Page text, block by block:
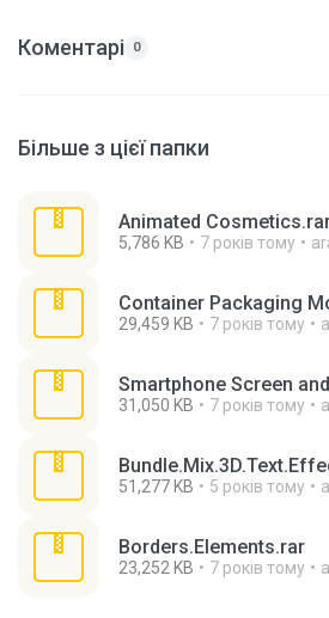
Коментарі 0
Більше з цієї папки
Animated
5,786 KB 7 років тому
Container Packaging
29,459 KB 7 років тому
Smartphone Screen
31,050 KB 7 років тому
51,277 KB 5 років тому
Borders.Elements.rar
23,252 KB 7 років тому